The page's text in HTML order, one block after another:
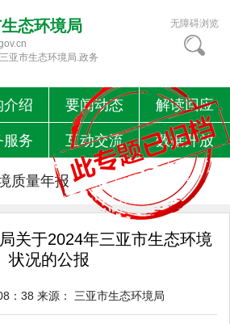
态环境局
亚市生态环境局.政务
无障碍浏览
介绍 要闻动态 解读回应
服务 互动交流 数据开放
质量年报
关于2024年三亚市生态环境
状况的公报
：38 来源： 三亚市生态环境局